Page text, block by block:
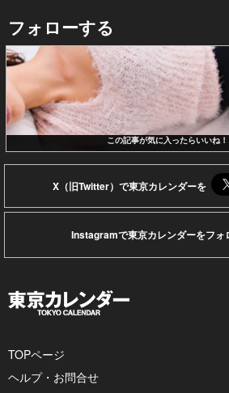
フォローする
この記事が気に入ったらいいね
X（旧Twitter）で東京カレンダーを
Instagramで東京カレンダーをフォ
TOPページ
ヘルプ・お問合せ